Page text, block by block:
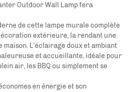
Outdoor Wall Lamp fera
de cette lampe murale complète
extérieure, la rendant une
L'éclairage doux et ambiant
et accueillante, idéale pour
air, les BBQ ou simplement se
en énergie et son